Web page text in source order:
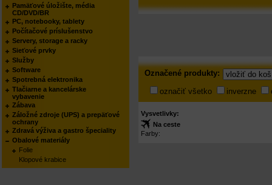
Označené
produkty
Označené produkty:
označiť všetko
inverzne
Vysvetlivky:
Na ceste
Farby:
Pamäťové úložište, média
CD/DVD/BR
PC, notebooky, tablety
Počítačové príslušenstvo
Servery, storage a racky
Sieťové prvky
Služby
Software
Spotrebná elektronika
Tlačiarne a kancelárske
vybavenie
Zábava
Záložné zdroje (UPS) a prepäťové
ochrany
Zdravá výživa a gastro špeciality
Obalové materiály
Folie
Klopové krabice